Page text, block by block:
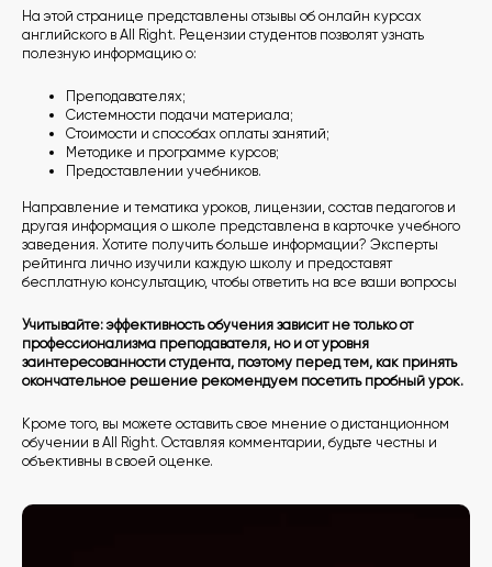
На этой странице представлены отзывы об онлайн курсах
английского в All Right. Рецензии студентов позволят узнать
полезную информацию о:
Преподавателях;
Системности подачи материала;
Стоимости и способах оплаты занятий;
Методике и программе курсов;
Предоставлении учебников.
Направление и тематика уроков, лицензии, состав педагогов и
другая информация о школе представлена в карточке учебного
заведения. Хотите получить больше информации? Эксперты
рейтинга лично изучили каждую школу и предоставят
бесплатную консультацию, чтобы ответить на все ваши вопросы
Учитывайте: эффективность обучения зависит не только от
профессионализма преподавателя, но и от уровня
заинтересованности студента, поэтому перед тем, как принять
окончательное решение рекомендуем посетить пробный урок.
Кроме того, вы можете оставить свое мнение о дистанционном
обучении в All Right. Оставляя комментарии, будьте честны и
объективны в своей оценке.